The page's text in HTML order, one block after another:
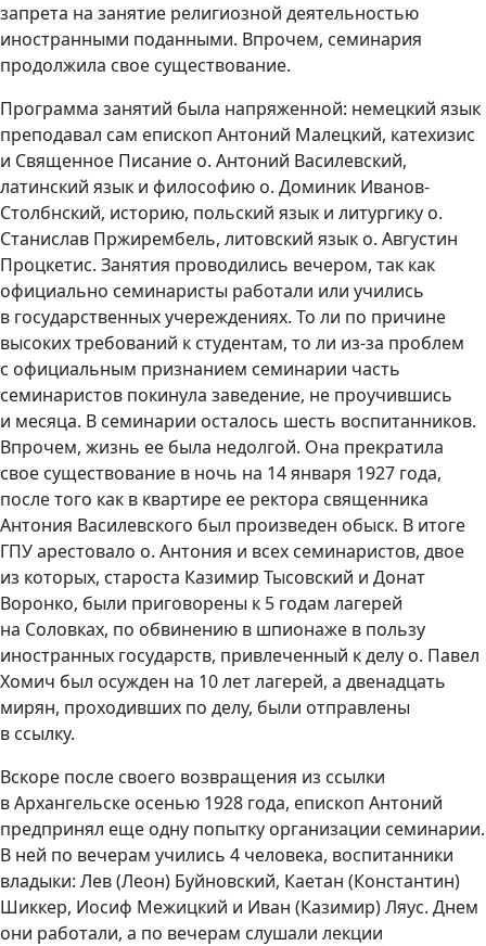
запрета на занятие религиозной деятельностью
иностранными поданными. Впрочем, семинария
продолжила свое существование.
Программа занятий была напряженной: немецкий язык
преподавал сам епископ Антоний Малецкий, катехизис
и Священное Писание о. Антоний Василевский,
латинский язык и философию о. Доминик Иванов-
Столбнский, историю, польский язык и литургику о.
Станислав Пржирембель, литовский язык о. Августин
Процкетис. Занятия проводились вечером, так как
официально семинаристы работали или учились
в государственных учереждениях. То ли по причине
высоких требований к студентам, то ли из-за проблем
с официальным признанием семинарии часть
семинаристов покинула заведение, не проучившись
и месяца. В семинарии осталось шесть воспитанников.
Впрочем, жизнь ее была недолгой. Она прекратила
свое существование в ночь на 14 января 1927 года,
после того как в квартире ее ректора священника
Антония Василевского был произведен обыск. В итоге
ГПУ арестовало о. Антония и всех семинаристов, двое
из которых, староста Казимир Тысовский и Донат
Воронко, были приговорены к 5 годам лагерей
на Соловках, по обвинению в шпионаже в пользу
иностранных государств, привлеченный к делу о. Павел
Хомич был осужден на 10 лет лагерей, а двенадцать
мирян, проходивших по делу, были отправлены
в ссылку.
Вскоре после своего возвращения из ссылки
в Архангельске осенью 1928 года, епископ Антоний
предпринял еще одну попытку организации семинарии.
В ней по вечерам учились 4 человека, воспитанники
владыки: Лев (Леон) Буйновский, Каетан (Константин)
Шиккер, Иосиф Межицкий и Иван (Казимир) Ляус. Днем
они работали, а по вечерам слушали лекции